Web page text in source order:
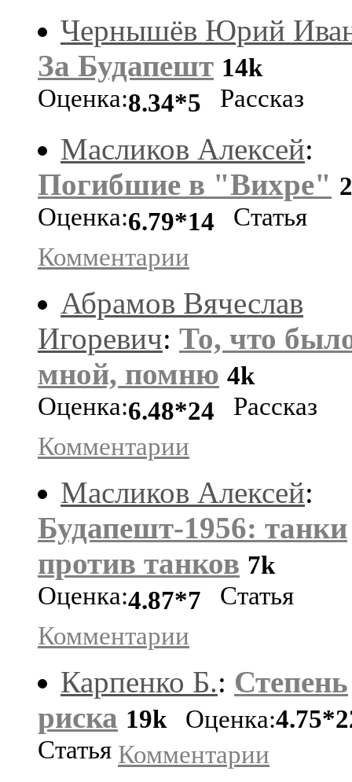
Чернышёв Юрий
За Будапешт 14k
Оценка:8.34*5
Рассказ
Масликов Алексей:
Погибшие в "Вихре"
Оценка:6.79*14 Статья
Комментарии
Абрамов Вячеслав
Игоревич: То, что
мной, помню 4k
Оценка:6.48*24 Рассказ
Комментарии
Масликов Алексей:
Будапешт-1956: танки
против танков 7k
Оценка:4.87*7 Статья
Комментарии
Карпенко Б.: Степень
риска 19k Оценка:
Статья Комментарии